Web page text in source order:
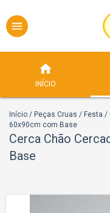
INÍCIO
Início / Peças Cruas / Festa /
60x90cm com Base
Cerca Chão
Base